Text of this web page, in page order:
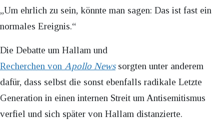
„Um ehrlich zu sein, könnte man sagen: Das ist fast ein
normales Ereignis.“
Die Debatte um Hallam und
Recherchen von Apollo Newssorgten unter anderem
dafür, dass selbst die sonst ebenfalls radikale Letzte
Generation in einen internen Streit um Antisemitismus
verfiel und sich später von Hallam distanzierte.